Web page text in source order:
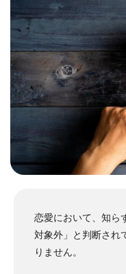
恋愛において、知ら
対象外」と判断され
りません。